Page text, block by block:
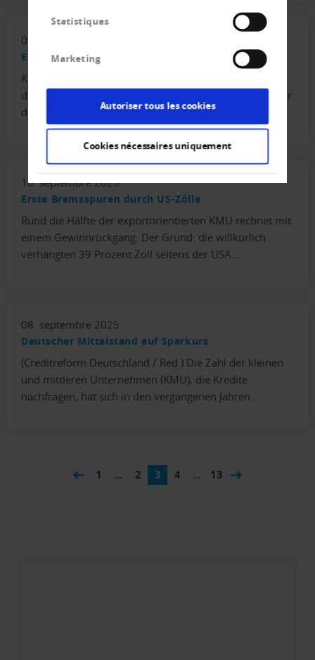
Statistiques
Marketing
Autoriser tous les cookies
Cookies nécessaires uniquement
07. octobre 2025
Exportflaute: Neustart für den Mittelstand?
Kaum jemand ist näher dran an den Entscheidern im
deutschen Mittelstand als Hermann Simon. Der Erfinder
des Begriffs der „Hidden Champions“ steht…
16. septembre 2025
Erste Bremsspuren durch US-Zölle
Rund die Hälfte der exportorientierten KMU rechnet mit
einem Gewinnrückgang. Der Grund: die willkürlich
verhängten 39 Prozent Zoll seitens der USA.…
08. septembre 2025
Deutscher Mittelstand auf Sparkurs
(Creditreform Deutschland / Red.) Die Zahl der kleinen
und mittleren Unternehmen (KMU), die Kredite
nachfragen, hat sich in den vergangenen Jahren…
1 ... 2 3 4 ... 13